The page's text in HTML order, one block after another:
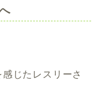
じたレスリーさ